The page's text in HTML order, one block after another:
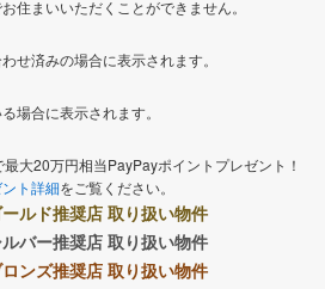
住まいいただくことができません。
せ済みの場合に表示されます。
場合に表示されます。
最大20万円相当PayPayポイントプレゼント！
ト詳細をご覧ください。
ールド推奨店 取り扱い物件
バー推奨店 取り扱い物件
ンズ推奨店 取り扱い物件